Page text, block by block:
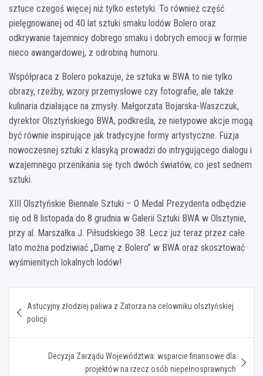
sztuce czegoś więcej niż tylko estetyki. To również część
pielęgnowanej od 40 lat sztuki smaku lodów Bolero oraz
odkrywanie tajemnicy dobrego smaku i dobrych emocji w formie
nieco awangardowej, z odrobiną humoru.
Współpraca z Bolero pokazuje, że sztuka w BWA to nie tylko
obrazy, rzeźby, wzory przemysłowe czy fotografie, ale także
kulinaria działające na zmysły. Małgorzata Bojarska-Waszczuk,
dyrektor Olsztyńskiego BWA, podkreśla, że nietypowe akcje mogą
być równie inspirujące jak tradycyjne formy artystyczne. Fuzja
nowoczesnej sztuki z klasyką prowadzi do intrygującego dialogu i
wzajemnego przenikania się tych dwóch światów, co jest sednem
sztuki.
XIII Olsztyńskie Biennale Sztuki – O Medal Prezydenta odbędzie
się od 8 listopada do 8 grudnia w Galerii Sztuki BWA w Olsztynie,
przy al. Marszałka J. Piłsudskiego 38. Lecz już teraz przez całe
lato można podziwiać „Damę z Bolero” w BWA oraz skosztować
wyśmienitych lokalnych lodów!
wpisu
Astucyjny złodziej paliwa z Zatorza na celowniku olsztyńskiej
policji
Decyzja Zarządu Województwa: wsparcie finansowe dla
projektów na rzecz osób niepełnosprawnych